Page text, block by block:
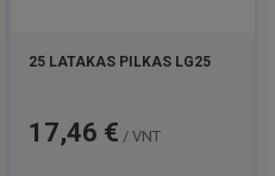
25 LATAKAS PILKAS LG25
Kaina
17,46 € / VNT